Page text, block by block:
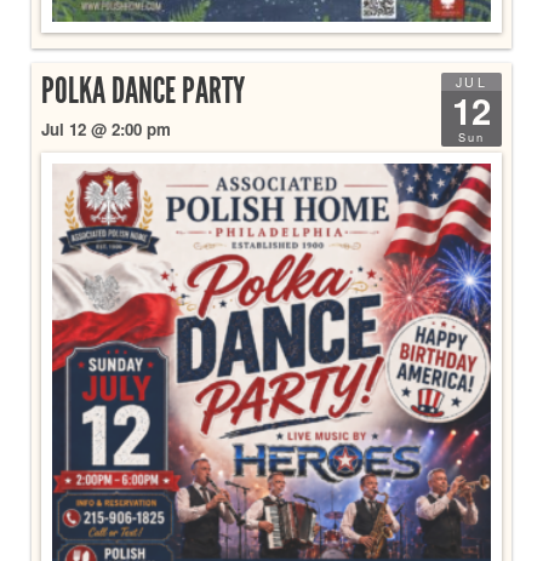
JUL
12
Sun
POLKA DANCE PARTY
Jul 12 @ 2:00 pm